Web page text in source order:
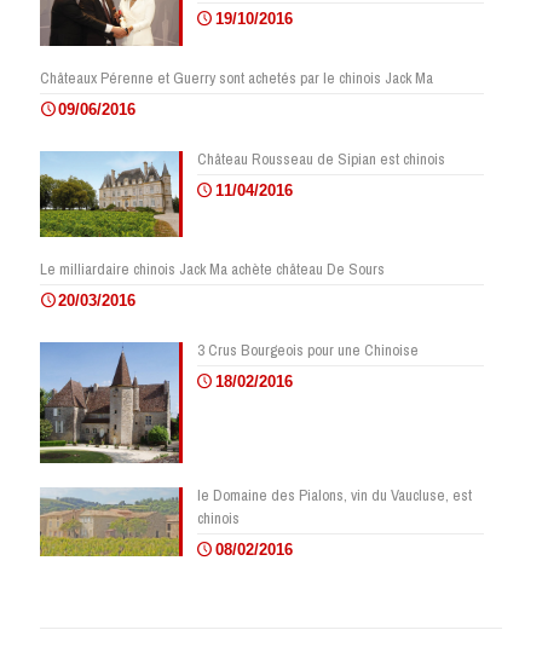
19/10/2016
Châteaux Pérenne et Guerry sont achetés par le chinois Jack Ma
09/06/2016
Château Rousseau de Sipian est chinois
11/04/2016
Le milliardaire chinois Jack Ma achète château De Sours
20/03/2016
3 Crus Bourgeois pour une Chinoise
18/02/2016
le Domaine des Pialons, vin du Vaucluse, est
chinois
08/02/2016